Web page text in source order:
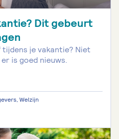
Dit gebeurt
je vakantie? Niet
is goed nieuws.
Welzijn